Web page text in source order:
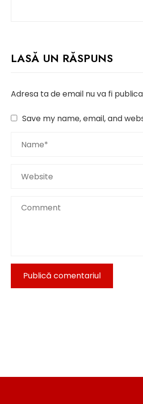
LASĂ UN RĂSPUNS
Adresa ta de email nu va fi
Save my name, email, and